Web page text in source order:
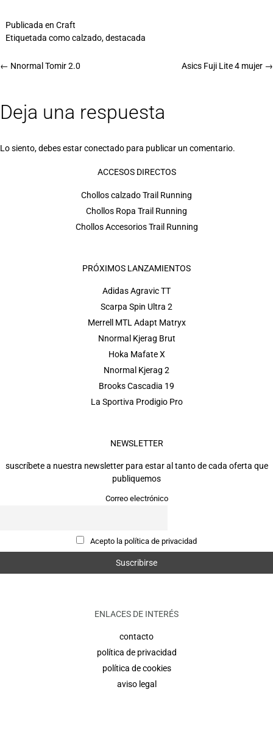
Publicada en Craft
Etiquetada comocalzado,destacada
Asics Fuji Lite 4 mujer →
← Nnormal Tomir 2.0
Deja una respuesta
Lo siento, debes estarconectado para publicar un comentario.
ACCESOS DIRECTOS
Chollos calzado Trail Running
Chollos Ropa Trail Running
Chollos Accesorios Trail Running
PRÓXIMOS LANZAMIENTOS
Adidas Agravic TT
Scarpa Spin Ultra 2
Merrell MTL Adapt Matryx
Nnormal Kjerag Brut
Hoka Mafate X
Nnormal Kjerag 2
Brooks Cascadia 19
La Sportiva Prodigio Pro
NEWSLETTER
suscríbete a nuestra newsletter para estar al tanto de cada oferta que
publiquemos
Correo electrónico
Acepto la política de privacidad
ENLACES DE INTERÉS
contacto
política de privacidad
política de cookies
aviso legal